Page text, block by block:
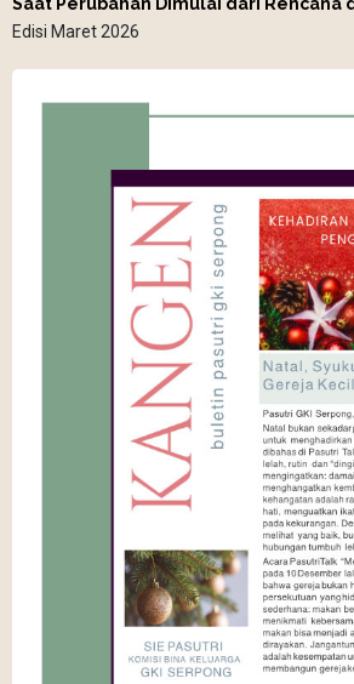
Saat Perubahan Dimulai dari Rencana
Edisi Maret 2026